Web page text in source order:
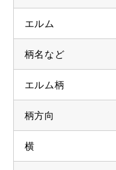
エルム
柄名など
エルム柄
柄方向
横